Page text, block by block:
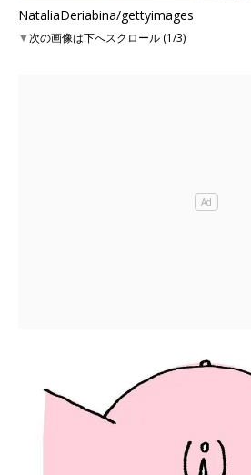
NataliaDeriabina/gettyimages
▼次の画像は下へスクロール (1/3)